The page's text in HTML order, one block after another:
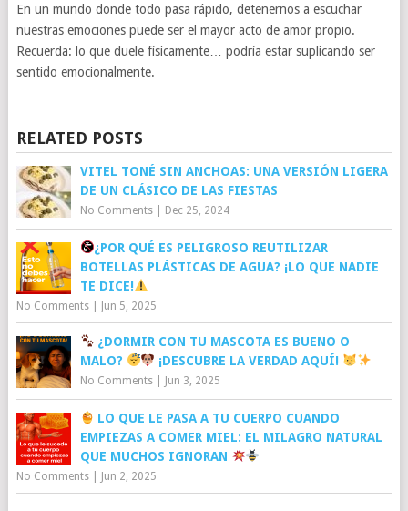
En un mundo donde todo pasa rápido, detenernos a escuchar
nuestras emociones puede ser el mayor acto de amor propio.
Recuerda: lo que duele físicamente… podría estar suplicando ser
sentido emocionalmente.
RELATED POSTS
VITEL TONÉ SIN ANCHOAS: UNA VERSIÓN LIGERA
DE UN CLÁSICO DE LAS FIESTAS
No Comments| Dec 25, 2024
¿POR QUÉ ES PELIGROSO REUTILIZAR
BOTELLAS PLÁSTICAS DE AGUA? ¡LO QUE NADIE
TE DICE!
No Comments| Jun 5, 2025
¿DORMIR CON TU MASCOTA ES BUENO O
MALO?
¡DESCUBRE LA VERDAD AQUÍ!
No Comments| Jun 3, 2025
LO QUE LE PASA A TU CUERPO CUANDO
EMPIEZAS A COMER MIEL: EL MILAGRO NATURAL
QUE MUCHOS IGNORAN
No Comments| Jun 2, 2025